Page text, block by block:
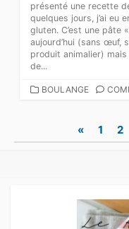
présenté une recette
quelques jours, j’ai eu
gluten. C’est une pâte
aujourd’hui (sans œuf,
produit animalier)
de...
CATEGORIES
BOULANGE
Pagination
des
« 1 2